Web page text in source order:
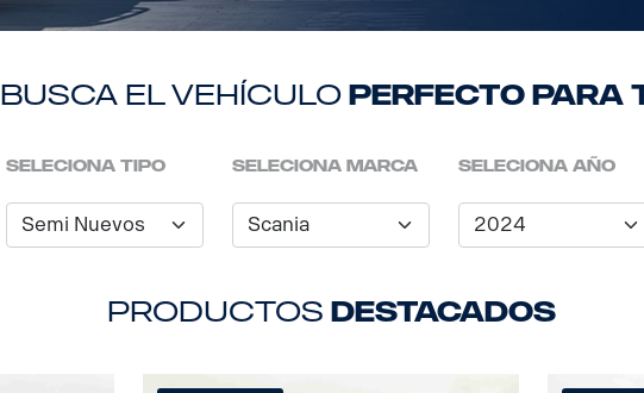
busca el vehículo perfecto para
seleciona tipo seleciona marca seleciona año
productos destacados